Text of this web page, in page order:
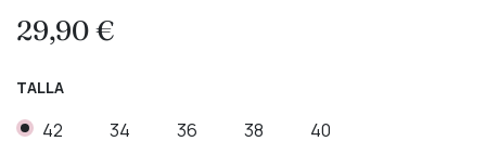
29,90€
TALLA
42 34 36 38 40